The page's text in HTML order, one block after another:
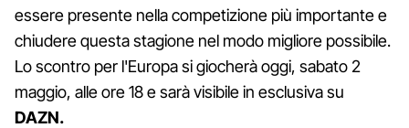
essere presente nella competizione più importante e
chiudere questa stagione nel modo migliore possibile.
Lo scontro per l'Europa si giocherà oggi, sabato 2
maggio, alle ore 18 e sarà visibile in esclusiva su
DAZN.